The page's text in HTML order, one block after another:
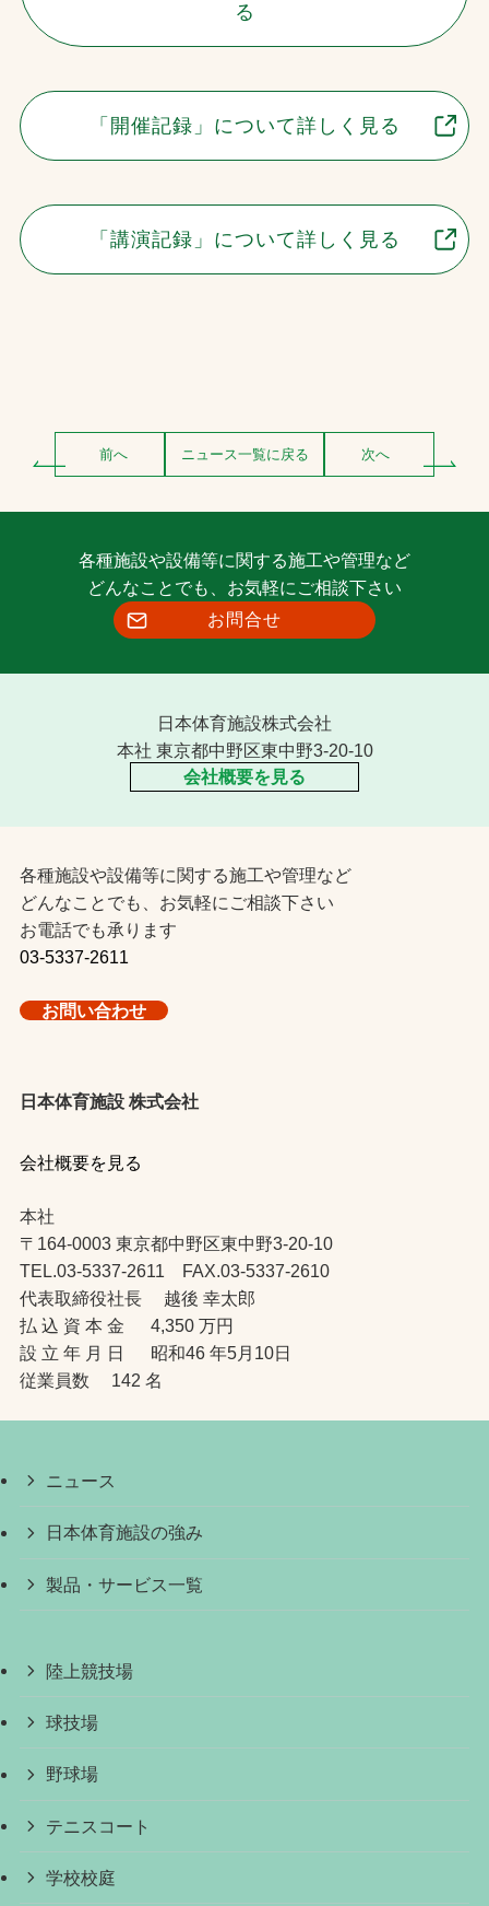
る
「開催記録」について詳しく見る
「講演記録」について詳しく見る
前へ ニュース一覧に戻る 次へ
各種施設や設備等に関する施工や管理など
どんなことでも、お気軽にご相談下さい
お問合せ
日本体育施設株式会社
本社 東京都中野区東中野3-20-10
会社概要を見る
各種施設や設備等に関する施工や管理など
どんなことでも、お気軽にご相談下さい
お電話でも承ります
03-5337-2611
お問い合わせ
日本体育施設 株式会社
会社概要を見る
本社
〒164-0003 東京都中野区東中野3-20-10
TEL.03-5337-2611 FAX.03-5337-2610
代表取締役社長 越後 幸太郎
払 込 資 本 金 4,350 万円
設 立 年 月 日 昭和46 年5月10日
従業員数 142 名
ニュース
日本体育施設の強み
製品・サービス一覧
陸上競技場
球技場
野球場
テニスコート
学校校庭